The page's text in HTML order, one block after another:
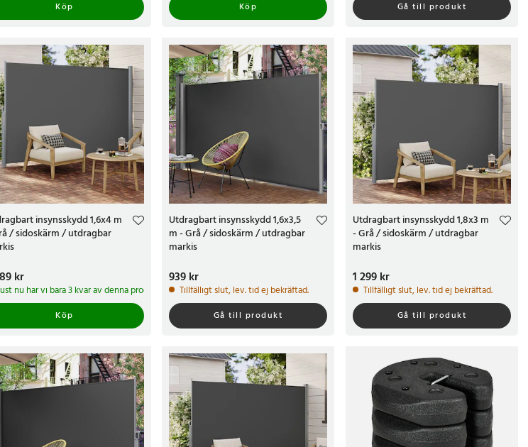
Köp
Köp
Gå till produkt
insynsskydd 1,6x4 m
/ sidoskärm / utdragbar
:1 489 kr
kr
nu har vi bara 3 kvar av denna produkt
Köp
Utdragbart insynsskydd 1,6x3,5
m - Grå / sidoskärm / utdragbar
markis
Pris:939 kr
939 kr
Tillfälligt slut, lev. tid ej bekräftad.
Gå till produkt
Utdragbart insynsskydd 1,8x3 m
- Grå / sidoskärm / utdragbar
markis
Pris:1 299 kr
1 299 kr
Tillfälligt slut, lev. tid ej bekräftad.
Gå till produkt